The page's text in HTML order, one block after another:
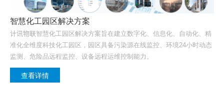
智慧化工园区解决方案
计讯物联智慧化工园区解决方案旨在建立数字化、信息化、自动化、精
准化全维度科技化工园区，园区具备污染源在线监控、环境24小时动态
监测、危险品远程监控、设备远程运维控制能力。
查看详情